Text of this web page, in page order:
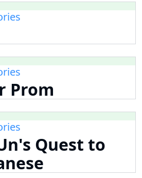
Prom
Quest to